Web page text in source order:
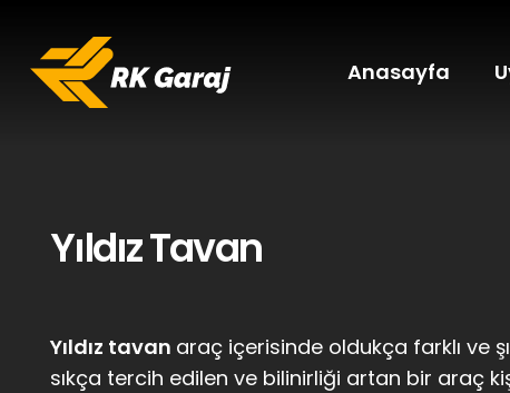
Anasayfa
Yıldız Tavan
Yıldız tavan araç içerisinde oldukça farklı ve
sıkça tercih edilen ve bilinirliği artan bir araç